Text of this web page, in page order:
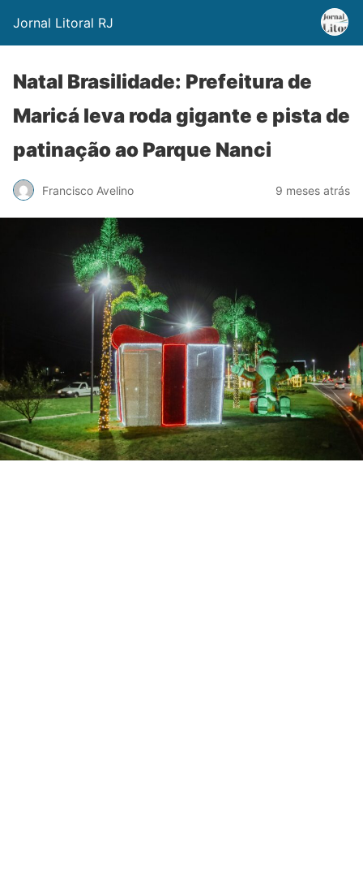
Jornal Litoral RJ
Natal Brasilidade: Prefeitura de
Maricá leva roda gigante e pista de
patinação ao Parque Nanci
Francisco Avelino 9 meses atrás